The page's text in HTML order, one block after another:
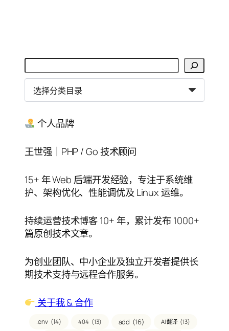
搜
索
分
类
录 个人品牌
王世强｜PHP / Go 技术顾问
15+ 年 Web 后端开发经验，专注于系统维
护、架构优化、性能调优及 Linux 运维。
持续运营技术博客 10+ 年，累计发布 1000+
篇原创技术文章。
为创业团队、中小企业及独立开发者提供长
期技术支持与远程合作服务。
关于我 & 合作
.env (14) 404 (13) add (16) AI 翻译 (13)